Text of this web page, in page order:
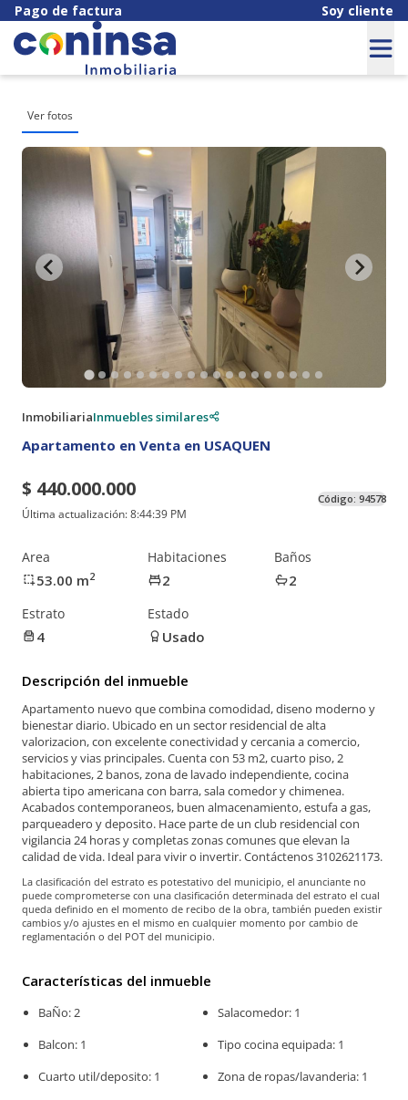
Pago de factura Soy cliente
Ver fotos
InmobiliariaInmuebles similares
Apartamento en Venta en USAQUEN
$ 440.000.000
Última actualización:8:44:39 PM
Código: 94578
Area
53.00 m2
Habitaciones
2
Baños
2
Estrato
4
Estado
Usado
Descripción del inmueble
Apartamento nuevo que combina comodidad, diseno moderno y
bienestar diario. Ubicado en un sector residencial de alta
valorizacion, con excelente conectividad y cercania a comercio,
servicios y vias principales. Cuenta con 53 m2, cuarto piso, 2
habitaciones, 2 banos, zona de lavado independiente, cocina
abierta tipo americana con barra, sala comedor y chimenea.
Acabados contemporaneos, buen almacenamiento, estufa a gas,
parqueadero y deposito. Hace parte de un club residencial con
vigilancia 24 horas y completas zonas comunes que elevan la
calidad de vida. Ideal para vivir o invertir. Contáctenos 3102621173.
La clasificación del estrato es potestativo del municipio, el anunciante no
puede comprometerse con una clasificación determinada del estrato el cual
queda definido en el momento de recibo de la obra, también pueden existir
cambios y/o ajustes en el mismo en cualquier momento por cambio de
reglamentación o del POT del municipio.
Características del inmueble
BaÑo: 2
Balcon: 1
Cuarto util/deposito: 1
Salacomedor: 1
Tipo cocina equipada: 1
Zona de ropas/lavanderia: 1